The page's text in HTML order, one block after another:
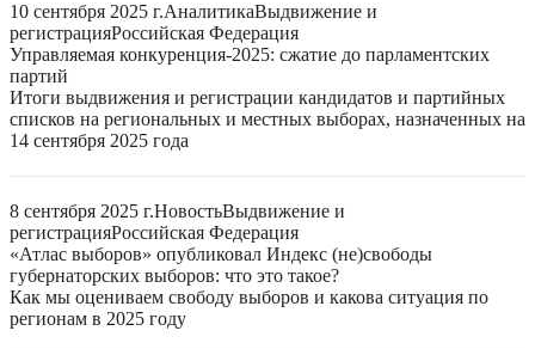
10 сентября 2025 г.АналитикаВыдвижение и
регистрацияРоссийская Федерация
Управляемая конкуренция-2025: сжатие до парламентских
партий
Итоги выдвижения и регистрации кандидатов и партийных
списков на региональных и местных выборах, назначенных на
14 сентября 2025 года
8 сентября 2025 г.НовостьВыдвижение и
регистрацияРоссийская Федерация
«Атлас выборов» опубликовал Индекс (не)свободы
губернаторских выборов: что это такое?
Как мы оцениваем свободу выборов и какова ситуация по
регионам в 2025 году